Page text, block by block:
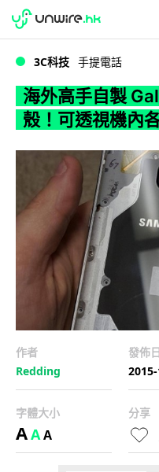
WWDC 2026
3C科技 手提電話
海外高手自製
殼！可透視機內
作者
Redding
發佈
字體大小
AAA
分享